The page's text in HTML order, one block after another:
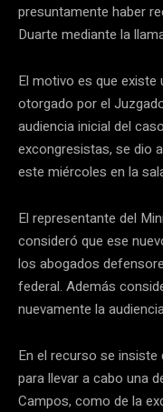
presuntamente haber
Duarte mediante la
El motivo es que existe
otorgado por el
audiencia inicial del
excongresistas, se dio
este miércoles en la
El representante del
consideró que ese
los abogados
federal. Además
nuevamente la
En el recurso se
para llevar a cabo una
Campos, como de la